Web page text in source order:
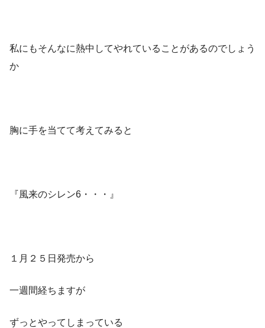
私にもそんなに熱中してやれていることがあるのでしょう
か
胸に手を当てて考えてみると
『風来のシレン6・・・』
１月２５日発売から
一週間経ちますが
ずっとやってしまっている